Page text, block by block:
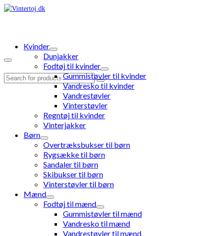
Search
Kvinder
Dunjakker
Fodtøj til kvinder
Gummistøvler til kvinder
Vandresko til kvinder
Vandrestøvler
Vinterstøvler
Regntøj til kvinder
Vinterjakker
Børn
Overtræksbukser til børn
Rygsække til børn
Sandaler til børn
Skibukser til børn
Vinterstøvler til børn
Mænd
Fodtøj til mænd
Gummistøvler til mænd
Vandresko til mænd
Vandrestøvler til mænd